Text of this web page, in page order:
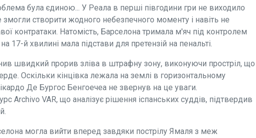
була єдиною... У Реала в перші півгодини гри не виходило
змогли створити жодного небезпечного моменту і навіть не
контратаки. Натомість, Барселона тримала м'яч під контролем
17-й хвилині мала підстави для претензій на пенальті.
швидкий прорив зліва в штрафну зону, виконуючи простріл, що
Оскільки кінцівка лежала на землі в горизонтальному
Де Бургос Бенгоечеа не звернув на це уваги.
Archivo VAR, що аналізує рішення іспанських суддів, підтвердив
могла вийти вперед завдяки пострілу Ямаля з меж